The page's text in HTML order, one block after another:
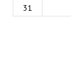
31